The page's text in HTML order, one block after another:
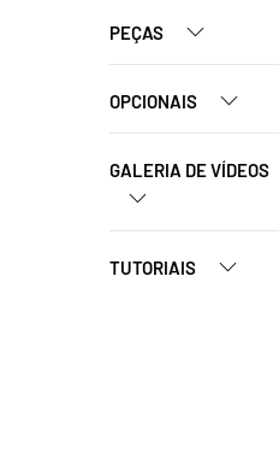
PEÇAS
OPCIONAIS
GALERIA DE VÍDEOS
TUTORIAIS